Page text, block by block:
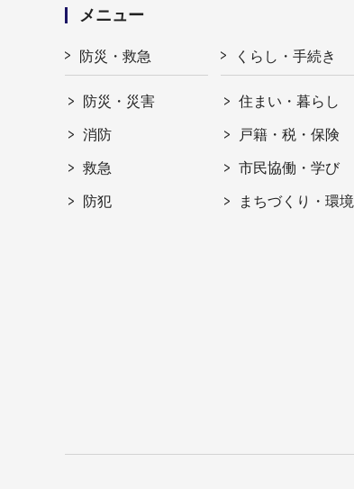
メニュー
防災・救急
防災・災害
消防
救急
防犯
くらし・手続き
住まい・暮らし
戸籍・税・保険
市民協働・学び
まちづくり・環境